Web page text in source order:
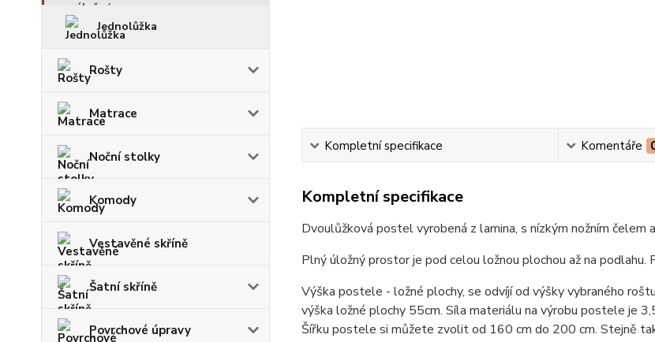
Jednolůžka
Rošty
Matrace
Noční stolky
Komody
Vestavěné skříně
Šatní skříně
Povrchové úpravy
Kompletní specifikace Komentáře
Kompletní specifikace
Dvoulůžková postel vyrobená z lamina, s nízkým nožním
Plný úložný prostor je pod celou ložnou plochou až na
Výška postele - ložné plochy, se odvíjí od výšky vybraného
výška ložné plochy 55cm. Síla materiálu na výrobu postele je
Šířku postele si můžete zvolit od 160 cm do 200 cm. Stejně